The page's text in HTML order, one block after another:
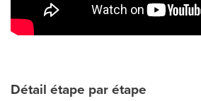
Détail étape par étape